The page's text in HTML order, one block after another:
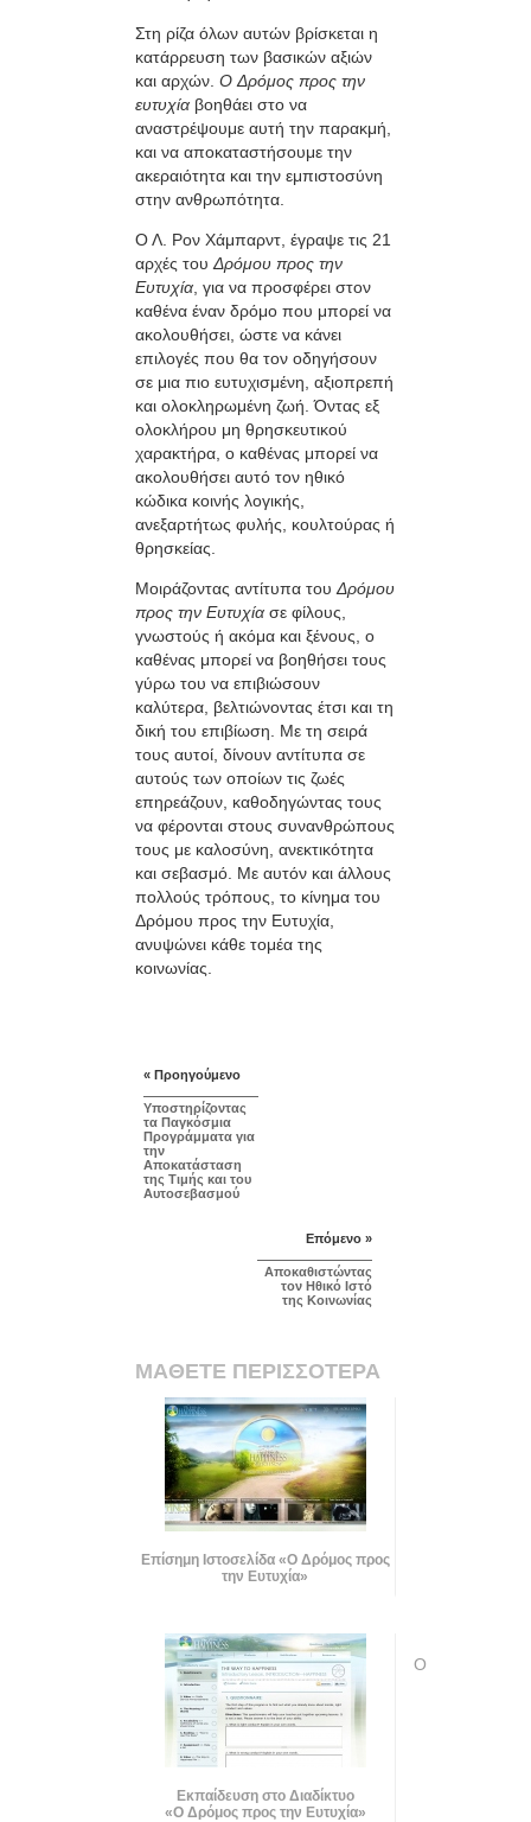
Στη ρίζα όλων αυτών βρίσκεται η
κατάρρευση των βασικών αξιών
και αρχών. Ο Δρόμος προς την
ευτυχία βοηθάει στο να
αναστρέψουμε αυτή την παρακμή,
και να αποκαταστήσουμε την
ακεραιότητα και την εμπιστοσύνη
στην ανθρωπότητα.
Ο Λ. Ρον Χάμπαρντ, έγραψε τις 21
αρχές του Δρόμου προς την
Ευτυχία , για να προσφέρει στον
καθένα έναν δρόμο που μπορεί να
ακολουθήσει, ώστε να κάνει
επιλογές που θα τον οδηγήσουν
σε μια πιο ευτυχισμένη, αξιοπρεπή
και ολοκληρωμένη ζωή. Όντας εξ
ολοκλήρου μη θρησκευτικού
χαρακτήρα, ο καθένας μπορεί να
ακολουθήσει αυτό τον ηθικό
κώδικα κοινής λογικής,
ανεξαρτήτως φυλής, κουλτούρας ή
θρησκείας.
Μοιράζοντας αντίτυπα τουΔρόμου
προς την Ευτυχία σε φίλους,
γνωστούς ή ακόμα και ξένους, ο
καθένας μπορεί να βοηθήσει τους
γύρω του να επιβιώσουν
καλύτερα, βελτιώνοντας έτσι και τη
δική του επιβίωση. Με τη σειρά
τους αυτοί, δίνουν αντίτυπα σε
αυτούς των οποίων τις ζωές
επηρεάζουν, καθοδηγώντας τους
να φέρονται στους συνανθρώπους
τους με καλοσύνη, ανεκτικότητα
και σεβασμό. Με αυτόν και άλλους
πολλούς τρόπους, το κίνημα του
Δρόμου προς την Ευτυχία,
ανυψώνει κάθε τομέα της
κοινωνίας.
« Προηγούμενο
Υποστηρίζοντας
τα Παγκόσμια
Προγράμματα για
την
Αποκατάσταση
της Τιμής και του
Αυτοσεβασμού
Επόμενο »
Αποκαθιστώντας
τον Ηθικό Ιστό
της Κοινωνίας
ΜΑΘΕΤΕ ΠΕΡΙΣΣΟΤΕΡΑ
Επίσημη Ιστοσελίδα «Ο Δρόμος προς
την Ευτυχία»
Εκπαίδευση στο Διαδίκτυο
«Ο Δρόμος προς την Ευτυχία»
Ο